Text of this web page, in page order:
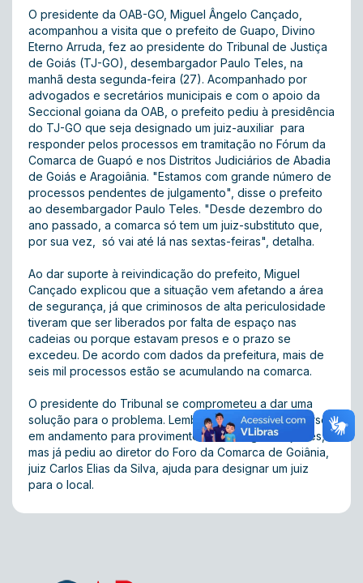
O presidente da OAB-GO, Miguel Ângelo Cançado,
acompanhou a visita que o prefeito de Guapo, Divino
Eterno Arruda, fez ao presidente do Tribunal de Justiça
de Goiás (TJ-GO), desembargador Paulo Teles, na
manhã desta segunda-feira (27). Acompanhado por
advogados e secretários municipais e com o apoio da
Seccional goiana da OAB, o prefeito pediu à presidência
do TJ-GO que seja designado um juiz-auxiliar para
responder pelos processos em tramitação no Fórum da
Comarca de Guapó e nos Distritos Judiciários de Abadia
de Goiás e Aragoiânia. "Estamos com grande número de
processos pendentes de julgamento", disse o prefeito
ao desembargador Paulo Teles. "Desde dezembro do
ano passado, a comarca só tem um juiz-substituto que,
por sua vez, só vai até lá nas sextas-feiras", detalha.
Ao dar suporte à reivindicação do prefeito, Miguel
Cançado explicou que a situação vem afetando a área
de segurança, já que criminosos de alta periculosidade
tiveram que ser liberados por falta de espaço nas
cadeias ou porque estavam presos e o prazo se
excedeu. De acordo com dados da prefeitura, mais de
seis mil processos estão se acumulando na comarca.
O presidente do Tribunal se comprometeu a dar uma
solução para o problema. Lembrou que há um concurso
em andamento para provimento de 36 vagas de juízes,
mas já pediu ao diretor do Foro da Comarca de Goiânia,
juiz Carlos Elias da Silva, ajuda para designar um juiz
para o local.